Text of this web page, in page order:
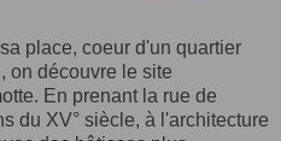
place, coeur d'un quartier
on découvre le site
En prenant la rue de
du XV° siècle, à l'architecture